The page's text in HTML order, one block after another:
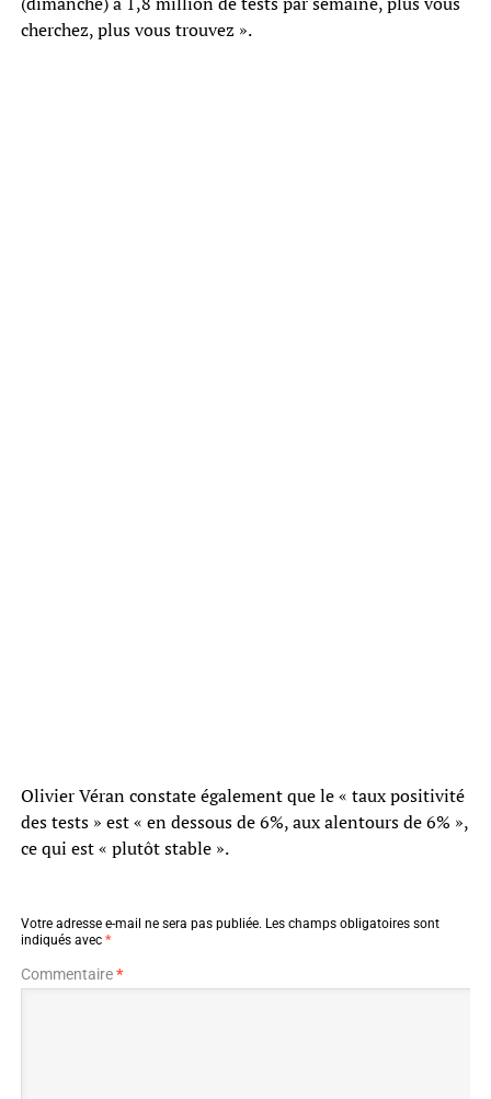
cherchez, plus vous trouvez ».
Olivier Véran constate également que le « taux positivité
des tests » est « en dessous de 6%, aux alentours de 6% »,
ce qui est « plutôt stable ».
Votre adresse e-mail ne sera pas publiée. Les champs obligatoires sont
indiqués avec *
Commentaire*